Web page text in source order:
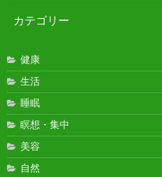
カテゴリー
健康
生活
睡眠
瞑想・集中
美容
自然